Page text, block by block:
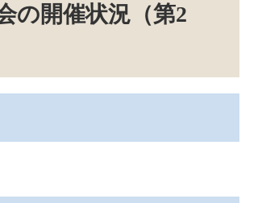
の開催状況（第2